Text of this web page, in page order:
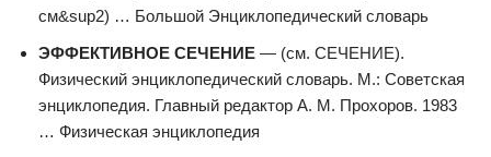
см&sup2) … Большой Энциклопедический словарь
ЭФФЕКТИВНОЕ СЕЧЕНИЕ — (см. СЕЧЕНИЕ).
Физический энциклопедический словарь. М.: Советская
энциклопедия. Главный редактор А. М. Прохоров. 1983
… Физическая энциклопедия